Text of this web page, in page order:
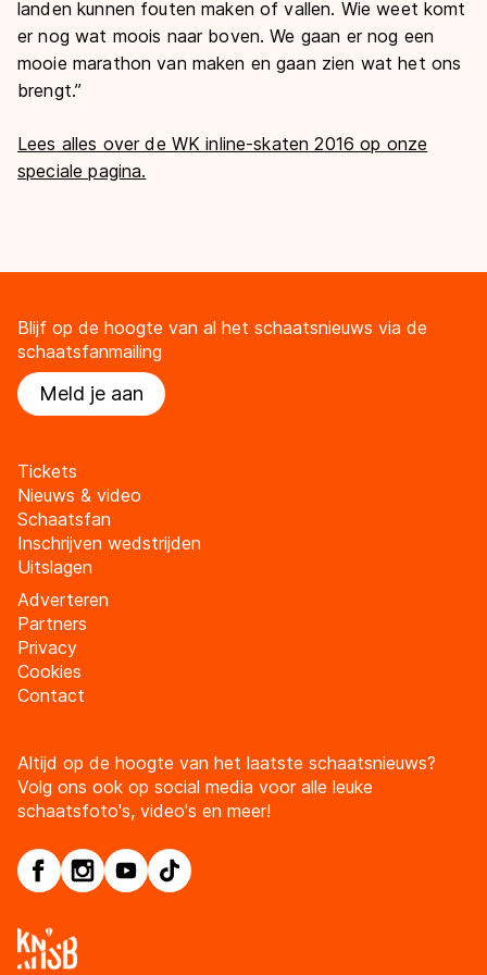
landen kunnen fouten maken of vallen. Wie weet komt
er nog wat moois naar boven. We gaan er nog een
mooie marathon van maken en gaan zien wat het ons
brengt.”
Lees alles over de WK inline-skaten 2016 op onze
speciale pagina.
Blijf op de hoogte van al het schaatsnieuws via de
schaatsfanmailing
Meld je aan
Tickets
Nieuws & video
Schaatsfan
Inschrijven wedstrijden
Uitslagen
Adverteren
Partners
Privacy
Cookies
Contact
Altijd op de hoogte van het laatste schaatsnieuws?
Volg ons ook op social media voor alle leuke
schaatsfoto's, video's en meer!